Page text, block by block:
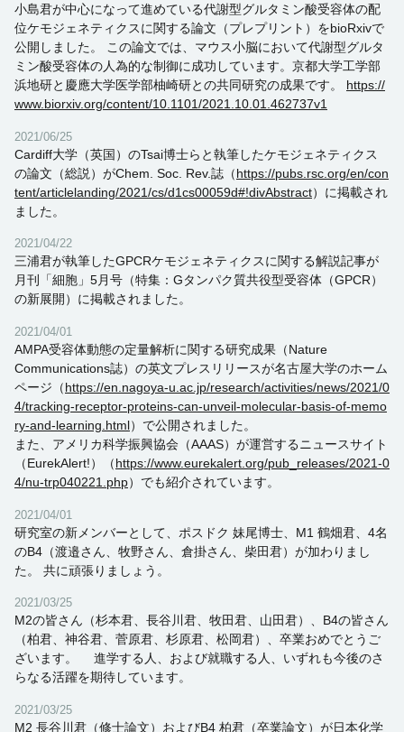
小島君が中心になって進めている代謝型グルタミン酸受容体の配
位ケモジェネティクスに関する論文（プレプリント）をbioRxivで
公開しました。 この論文では、マウス小脳において代謝型グルタ
ミン酸受容体の人為的な制御に成功しています。京都大学工学部
浜地研と慶應大学医学部柚崎研との共同研究の成果です。 https://
www.biorxiv.org/content/10.1101/2021.10.01.462737v1
2021/06/25
Cardiff大学（英国）のTsai博士らと執筆したケモジェネティクス
の論文（総説）がChem. Soc. Rev.誌（https://pubs.rsc.org/en/con
tent/articlelanding/2021/cs/d1cs00059d#!divAbstract）に掲載され
ました。
2021/04/22
三浦君が執筆したGPCRケモジェネティクスに関する解説記事が
月刊「細胞」5月号（特集：Gタンパク質共役型受容体（GPCR）
の新展開）に掲載されました。
2021/04/01
AMPA受容体動態の定量解析に関する研究成果（Nature
Communications誌）の英文プレスリリースが名古屋大学のホーム
ページ（https://en.nagoya-u.ac.jp/research/activities/news/2021/0
4/tracking-receptor-proteins-can-unveil-molecular-basis-of-memo
ry-and-learning.html）で公開されました。
また、アメリカ科学振興協会（AAAS）が運営するニュースサイト
（EurekAlert!）（https://www.eurekalert.org/pub_releases/2021-0
4/nu-trp040221.php）でも紹介されています。
2021/04/01
研究室の新メンバーとして、ポスドク 妹尾博士、M1 鶴畑君、4名
のB4（渡邉さん、牧野さん、倉掛さん、柴田君）が加わりまし
た。 共に頑張りましょう。
2021/03/25
M2の皆さん（杉本君、長谷川君、牧田君、山田君）、B4の皆さん
（柏君、神谷君、菅原君、杉原君、松岡君）、卒業おめでとうご
ざいます。 進学する人、および就職する人、いずれも今後のさ
らなる活躍を期待しています。
2021/03/25
M2 長谷川君（修士論文）およびB4 柏君（卒業論文）が日本化学